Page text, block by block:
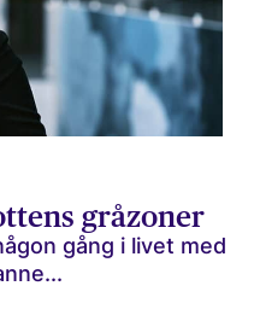
gråzoner
gång i livet med